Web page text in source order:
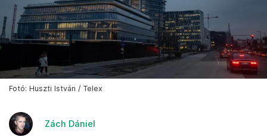
Fotó: Huszti István / Telex
Zách Dániel